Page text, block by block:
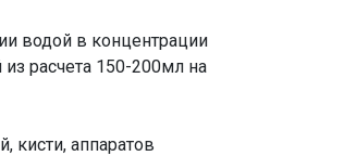
водой в концентрации
расчета 150-200мл на
кисти, аппаратов